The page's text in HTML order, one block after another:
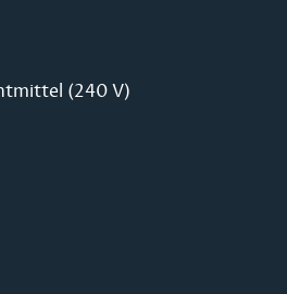
(240 V)